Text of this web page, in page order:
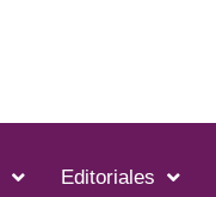
Editoriales